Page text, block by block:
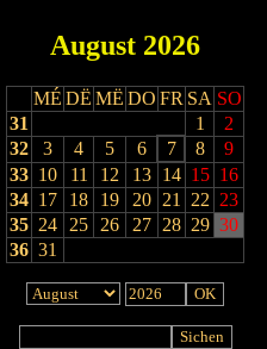
August 2026
MÉ DË MË DO FR SA SO
31
1
2
32
3 4 5 6 7 8
9
33 10 11 12 13 14 15 16
34 17 18 19 20 21 22 23
35 24 25 26 27 28 29 30
36 31